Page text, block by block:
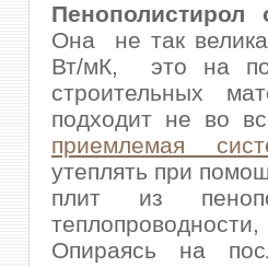
Пенополистирол
Она не так
Вт/мК, это на
строительных
подходит не во
приемлемая
утеплять при
плит из
Опираясь на